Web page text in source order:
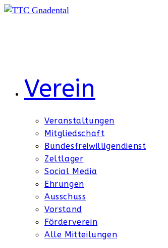
Zum
Verein
Veranstaltungen
Mitgliedschaft
Bundesfreiwilligendienst
Zeltlager
Social Media
Ehrungen
Ausschuss
Vorstand
Förderverein
Alle Mitteilungen